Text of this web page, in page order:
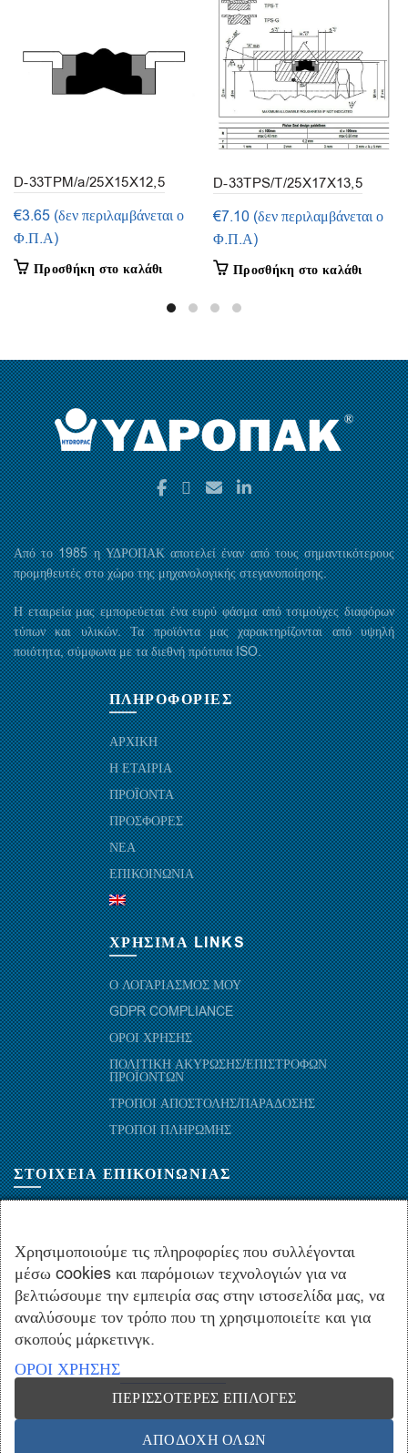
D-33TPM/a/25X15X12,5
(1τμ.)
€3.65 (δεν περιλαμβάνεται ο
Φ.Π.Α)
Προσθήκη στο καλάθι
D-33TPS/T/25X17X13,5
(1τμ.)
€7.10 (δεν περιλαμβάνεται ο
Φ.Π.Α)
Προσθήκη στο καλάθι
Από το 1985 η ΥΔΡΟΠΑΚ αποτελεί έναν από τους σημαντικότερους
προμηθευτές στο χώρο της μηχανολογικής στεγανοποίησης.
Η εταιρεία μας εμπορεύεται ένα ευρύ φάσμα από τσιμούχες διαφόρων
τύπων και υλικών. Τα προϊόντα μας χαρακτηρίζονται από υψηλή
ποιότητα, σύμφωνα με τα διεθνή πρότυπα ISO.
ΠΛΗΡΟΦΟΡΙΕΣ
ΑΡΧΙΚΗ
Η ΕΤΑΙΡΙΑ
ΠΡΟΪΟΝΤΑ
ΠΡΟΣΦΟΡΕΣ
ΝΕΑ
ΕΠΙΚΟΙΝΩΝΙΑ
ΧΡΗΣΙΜΑ LINKS
Ο ΛΟΓΑΡΙΑΣΜΟΣ ΜΟΥ
GDPR COMPLIANCE
ΟΡΟΙ ΧΡΗΣΗΣ
ΠΟΛΙΤΙΚΗ ΑΚΥΡΩΣΗΣ/ΕΠΙΣΤΡΟΦΩΝ
ΠΡΟΪΟΝΤΩΝ
ΤΡΟΠΟΙ ΑΠΟΣΤΟΛΗΣ/ΠΑΡΑΔΟΣΗΣ
ΤΡΟΠΟΙ ΠΛΗΡΩΜΗΣ
ΣΤΟΙΧΕΙΑ ΕΠΙΚΟΙΝΩΝΙΑΣ
+30.210-5143367,+30.210-5154659,+30.210-5147842
+30.210-5133976
info@hydropac.gr
Δευτ. εως Παρ.: 08:00 - 16:00
Vrisko.gr
Χρησιμοποιούμε τις πληροφορίες που συλλέγονται
μέσω cookies και παρόμοιων τεχνολογιών για να
βελτιώσουμε την εμπειρία σας στην ιστοσελίδα μας, να
αναλύσουμε τον τρόπο που τη χρησιμοποιείτε και για
σκοπούς μάρκετινγκ.
ΟΡΟΙ ΧΡΗΣΗΣ
ΠΕΡΙΣΣΌΤΕΡΕΣ ΕΠΙΛΟΓΈΣ
ΑΠΟΔΟΧΉ ΌΛΩΝ